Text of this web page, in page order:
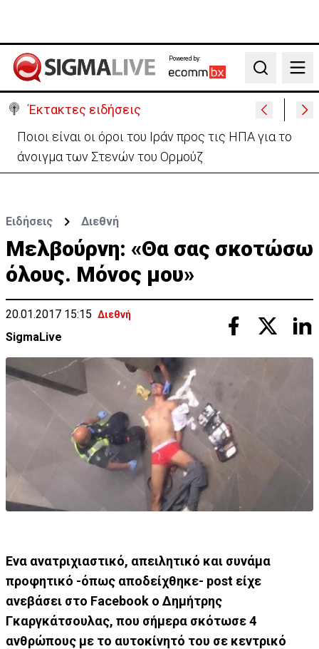
Powered by:
Search
Έκτακτες ειδήσεις
Σε κλοιό καύσωνα η Κύπρος – Τίθεται σε ισχύ νέα
κίτρινη προειδοποίηση
Ειδήσεις Διεθνή
Μελβούρνη: «Θα σας σκοτώσω
όλους. Μόνος μου»
20.01.2017 15:15 Διεθνή
SigmaLive
Eνα ανατριχιαστικό, απειλητικό και συνάμα
προφητικό -όπως αποδείχθηκε- post είχε
ανεβάσει στο Facebook ο Δημήτρης
Γκαργκάτσουλας, που σήμερα σκότωσε 4
ανθρώπους με το αυτοκίνητό του σε κεντρικό